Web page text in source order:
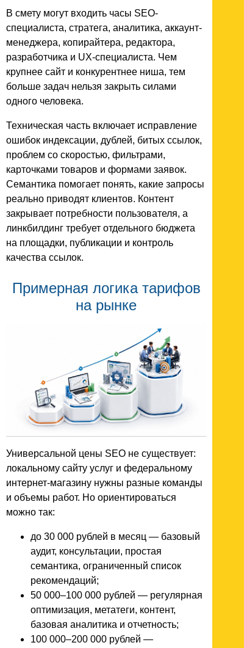
В смету могут входить часы SEO-
специалиста, стратега, аналитика, аккаунт-
менеджера, копирайтера, редактора,
разработчика и UX-специалиста. Чем
крупнее сайт и конкурентнее ниша, тем
больше задач нельзя закрыть силами
одного человека.
Техническая часть включает исправление
ошибок индексации, дублей, битых ссылок,
проблем со скоростью, фильтрами,
карточками товаров и формами заявок.
Семантика помогает понять, какие запросы
реально приводят клиентов. Контент
закрывает потребности пользователя, а
линкбилдинг требует отдельного бюджета
на площадки, публикации и контроль
качества ссылок.
Примерная логика тарифов
на рынке
Универсальной цены SEO не существует:
локальному сайту услуг и федеральному
интернет-магазину нужны разные команды
и объемы работ. Но ориентироваться
можно так:
до 30 000 рублей в месяц — базовый
аудит, консультации, простая
семантика, ограниченный список
рекомендаций;
50 000–100 000 рублей — регулярная
оптимизация, метатеги, контент,
базовая аналитика и отчетность;
100 000–200 000 рублей —